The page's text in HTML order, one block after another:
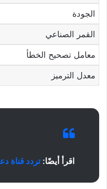
الجودة
القمر الصناعي
معامل تصحيح الخطأ
معدل الترميز
اقرأ أيضًا: تردد قناة